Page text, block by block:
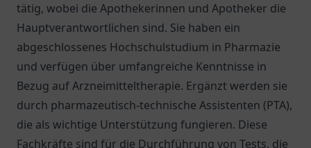
tätig, wobei die Apothekerinnen und Apotheker die
Hauptverantwortlichen sind. Sie haben ein
abgeschlossenes Hochschulstudium in Pharmazie
und verfügen über umfangreiche Kenntnisse in
Bezug auf Arzneimitteltherapie. Ergänzt werden sie
durch pharmazeutisch-technische Assistenten (PTA),
die als wichtige Unterstützung fungieren. Diese
Fachkräfte sind für die Durchführung von Tests, die